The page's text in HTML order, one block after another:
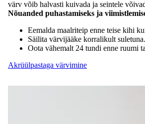
värv võib halvasti kuivada ja seintele
Nõuanded puhastamiseks ja
Eemalda maalriteip enne teise kihi
Säilita värvijääke korralikult suletuna.
Oota vähemalt 24 tundi enne ruumi
Akrüülpastaga värvimine